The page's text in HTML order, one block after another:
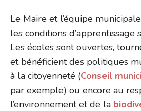
Le Maire et l’équipe
les conditions d’apprentissage
Les écoles sont ouvertes,
et bénéficient des politiques
à la citoyenneté (Conseil
par exemple) ou encore au
l’environnement et de la